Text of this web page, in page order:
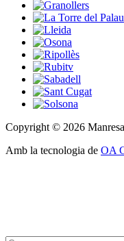
Copyright © 2026 Manresa
Amb la tecnologia de OA